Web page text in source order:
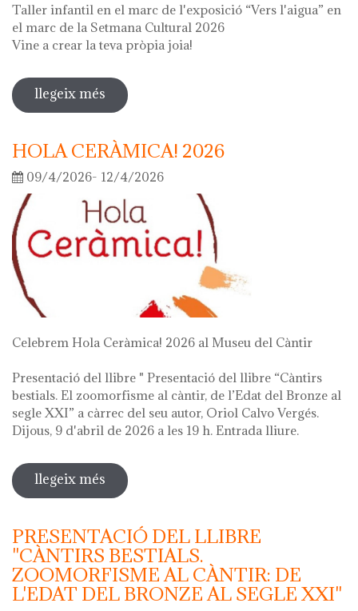
Taller infantil en el marc de l'exposició “Vers l'aigua” en
el marc de la Setmana Cultural 2026
Vine a crear la teva pròpia joia!
llegeix més sobre fes la teva joia!
HOLA CERÀMICA! 2026
09/4/2026- 12/4/2026
Celebrem Hola Ceràmica! 2026 al Museu del Càntir
Presentació del llibre " Presentació del llibre “Càntirs
bestials. El zoomorfisme al càntir, de l’Edat del Bronze al
segle XXI” a càrrec del seu autor, Oriol Calvo Vergés.
Dijous, 9 d'abril de 2026 a les 19 h. Entrada lliure.
llegeix més sobre hola ceràmica! 2026
PRESENTACIÓ DEL LLIBRE
"CÀNTIRS BESTIALS.
ZOOMORFISME AL CÀNTIR: DE
L'EDAT DEL BRONZE AL SEGLE XXI"